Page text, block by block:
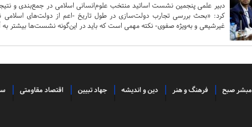
دبیر علمی پنجمین نشست اساتید منتخب علوم‌‌انسانی اسلامی در جمع‌‌بندی و
کرد: «بحث بررسی تجارب دولت‌‌سازی در طول تاریخ -اعم از دولت‌‌های اسلامی
غیرشیعی و به‌‌ویژه صفوی- نکته مهمی است که باید در این‌‌گونه نشست‌‌ها بیشتر
مبشر صبح فرهنگ و هنر دین و اندیشه جهاد تبیین اقتصاد مقاومتی